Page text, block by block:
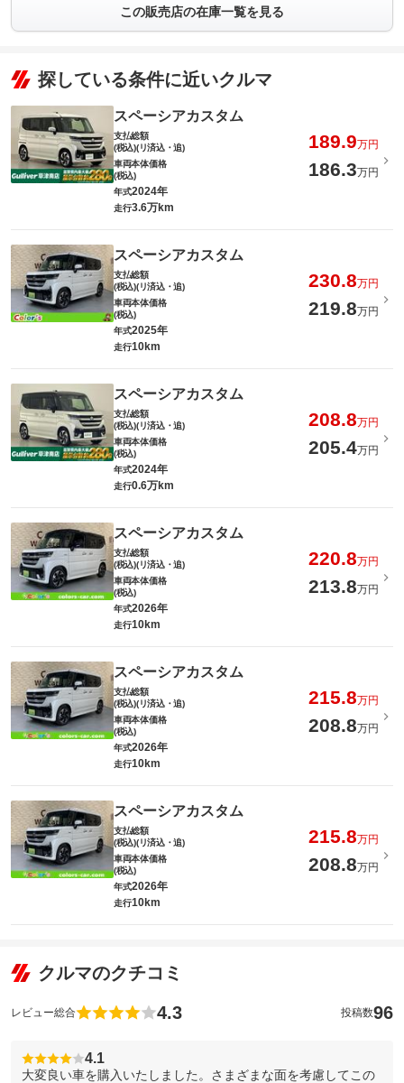
この販売店の在庫一覧を見る
探している条件に近いクルマ
スペーシアカスタム
支払総額
(税込)(リ済込・追)
189.9万円
車両本体価格
(税込)
186.3万円
年式2024年
走行3.6万km
スペーシアカスタム
支払総額
(税込)(リ済込・追)
230.8万円
車両本体価格
(税込)
219.8万円
年式2025年
走行10km
スペーシアカスタム
支払総額
(税込)(リ済込・追)
208.8万円
車両本体価格
(税込)
205.4万円
年式2024年
走行0.6万km
スペーシアカスタム
支払総額
(税込)(リ済込・追)
220.8万円
車両本体価格
(税込)
213.8万円
年式2026年
走行10km
スペーシアカスタム
支払総額
(税込)(リ済込・追)
215.8万円
車両本体価格
(税込)
208.8万円
年式2026年
走行10km
スペーシアカスタム
支払総額
(税込)(リ済込・追)
215.8万円
車両本体価格
(税込)
208.8万円
年式2026年
走行10km
クルマのクチコミ
レビュー総合 4.3 投稿数96
4.1
大変良い車を購入いたしました。さまざまな面を考慮してこの